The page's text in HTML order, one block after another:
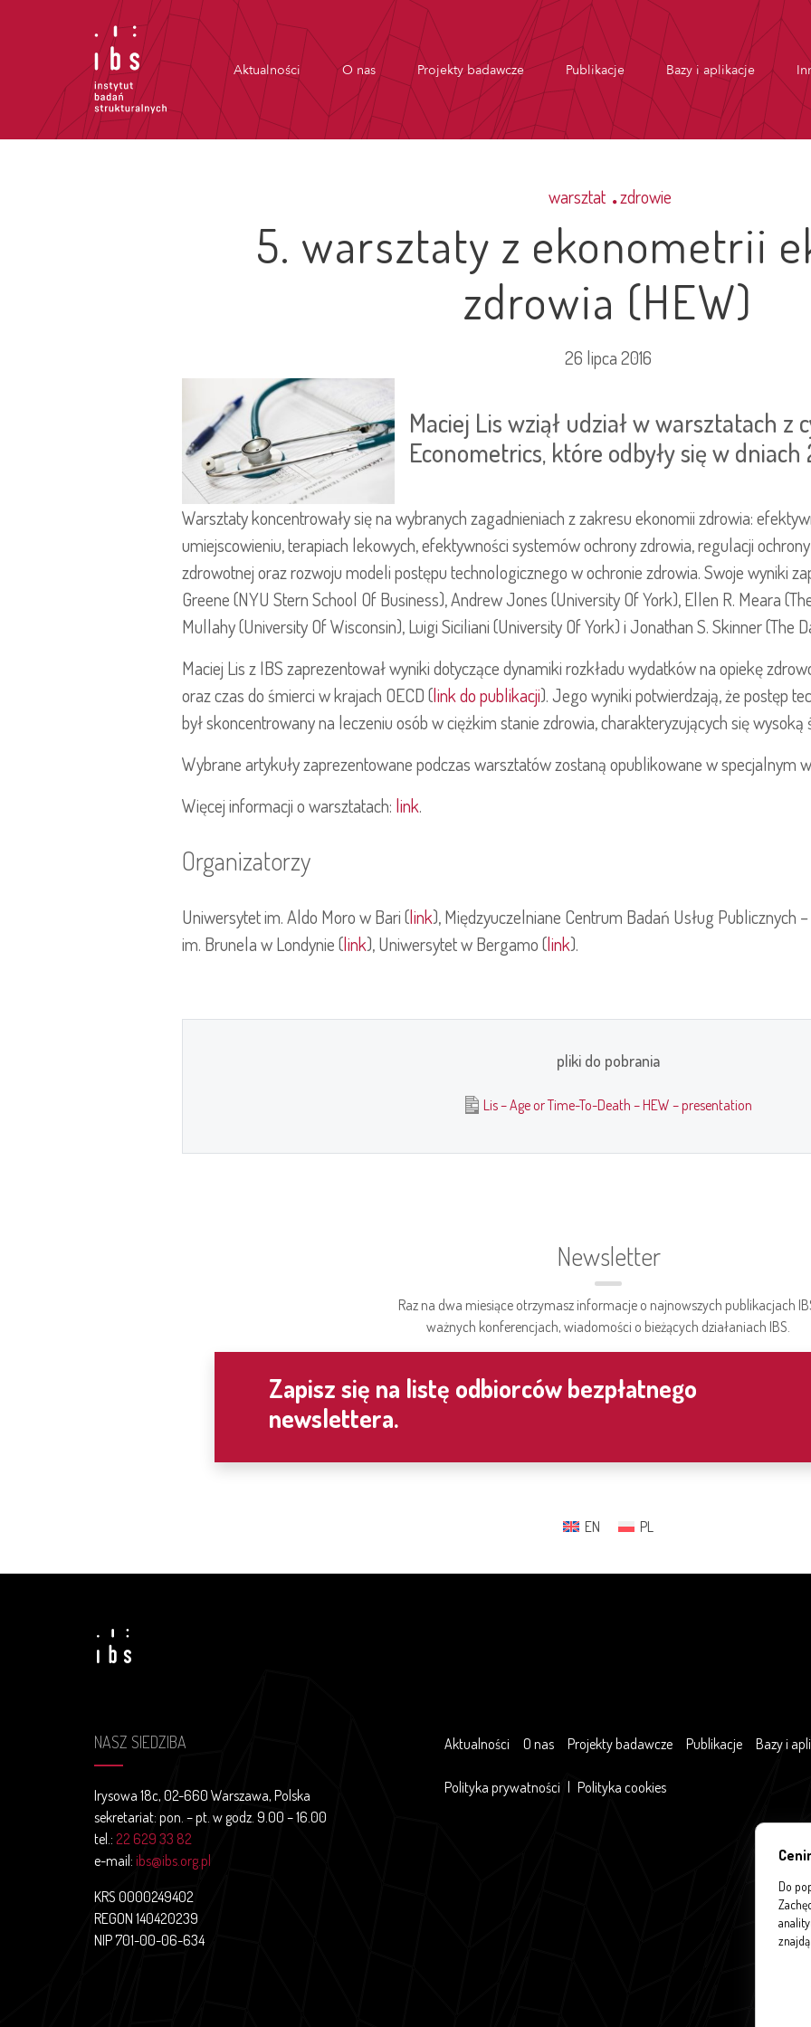
Aktualności O nas Projekty badawcze Publikacje Bazy i aplikacje
warsztat zdrowie
5. warsztaty z ekonometrii
zdrowia (HEW)
26 lipca 2016
Maciej Lis wziął udział w warsztatach z
Econometrics, które odbyły się w
Warsztaty koncentrowały się na wybranych zagadnieniach z zakresu ekonomii zdrowia:
umiejscowieniu, terapiach lekowych, efektywności systemów ochrony zdrowia, regulacji
zdrowotnej oraz rozwoju modeli postępu technologicznego w ochronie zdrowia. Swoje wyniki
Greene (NYU Stern School Of Business), Andrew Jones (University Of York), Ellen R. Meara
Mullahy (University Of Wisconsin), Luigi Siciliani (University Of York) i Jonathan S. Skinner (The
Maciej Lis z IBS zaprezentował wyniki dotyczące dynamiki rozkładu wydatków na opiekę
oraz czas do śmierci w krajach OECD (link do publikacji). Jego wyniki potwierdzają, że postęp
był skoncentrowany na leczeniu osób w ciężkim stanie zdrowia, charakteryzujących się wysoką
Wybrane artykuły zaprezentowane podczas warsztatów zostaną opublikowane w specjalnym
Więcej informacji o warsztatach: link.
Organizatorzy
Uniwersytet im. Aldo Moro w Bari (link), Międzyuczelniane Centrum Badań Usług Publicznych
im. Brunela w Londynie (link), Uniwersytet w Bergamo (link).
pliki do pobrania
Lis – Age or Time-To-Death – HEW – presentation
Newsletter
Raz na dwa miesiące otrzymasz informacje o najnowszych publikacjach
ważnych konferencjach, wiadomości o bieżących działaniach IBS.
Zapisz się na listę odbiorców bezpłatnego
newslettera.
Do
EN PL
NASZ SIEDZIBA
Irysowa 18c, 02-660 Warszawa, Polska
sekretariat: pon. – pt. w godz. 9.00 – 16.00
tel.: 22 629 33 82
e-mail: ibs@ibs.org.pl
KRS 0000249402
REGON 140420239
NIP 701-00-06-634
Aktualności O nas Projekty badawcze Publikacje Bazy i
Polityka prywatności | Polityka cookies